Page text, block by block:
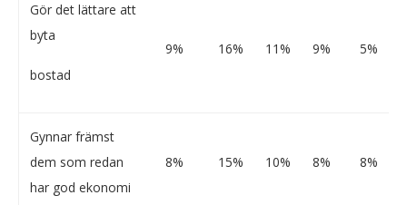
Gör det lättare att
byta
bostad
9% 16% 11% 9% 5%
Gynnar främst
dem som redan
har god ekonomi
8% 15% 10% 8% 8%